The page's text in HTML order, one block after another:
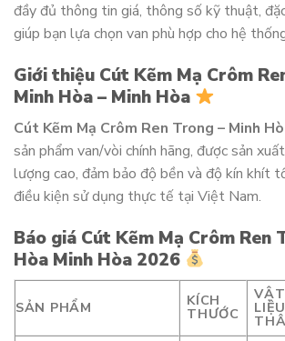
đầy đủ thông tin giá, thông số kỹ thuật,
giúp bạn lựa chọn van phù hợp cho hệ
Giới thiệu Cút Kẽm Mạ Crôm
Minh Hòa – Minh Hòa
Cút Kẽm Mạ Crôm Ren Trong – Minh
sản phẩm van/vòi chính hãng, được sản
lượng cao, đảm bảo độ bền và độ kín khít
điều kiện sử dụng thực tế tại Việt Nam.
Báo giá Cút Kẽm Mạ Crôm Ren
Hòa Minh Hòa 2026
SẢN PHẨM KÍCH
THƯỚC
VẬT
LIỆU